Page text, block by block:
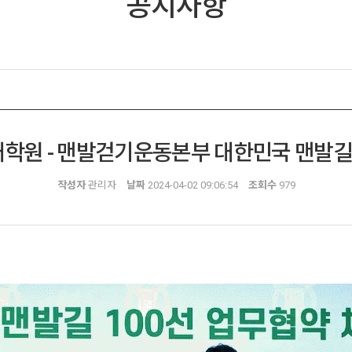
원 - 맨발걷기운동본부 대한민국 맨발
작성자관리자 날짜2024-04-02 09:06:54 조회수979